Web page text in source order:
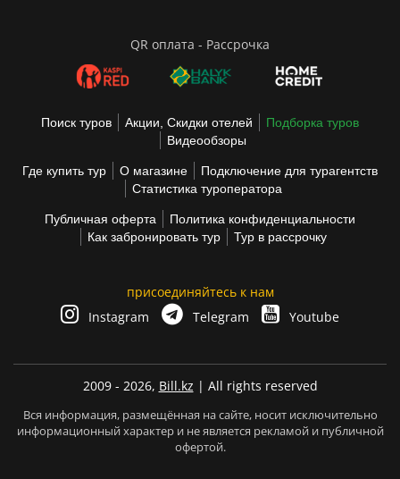
QR оплата - Рассрочка
Поиск туров Акции, Скидки отелей
Подборка туров
Видеообзоры
Где купить тур О магазине
Подключение для турагентств
Статистика туроператора
Публичная оферта
Политика конфиденциальности
Как забронировать тур
Тур в рассрочку
присоединяйтесь к нам
Instagram
Telegram Youtube
2009 - 2026, Bill.kz | All rights reserved
Вся информация, размещённая на сайте, носит исключительно
информационный характер и не является рекламой и публичной
офертой.